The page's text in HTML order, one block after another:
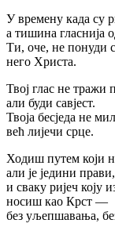
У времену када су
а тишина гласнија
Ти, оче, не понуди
него Христа.
Твој глас не тражи
али буди савјест.
Твоја бесједа не
већ лијечи срце.
Ходиш путем који
али је једини прави,
и сваку ријеч коју
носиш као Крст —
без уљепшавања,